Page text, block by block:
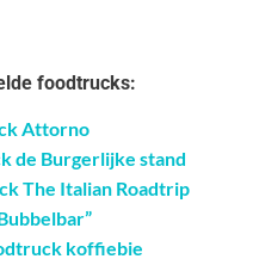
foodtrucks:
Attorno
de Burgerlijke stand
The Italian Roadtrip
koffiebie